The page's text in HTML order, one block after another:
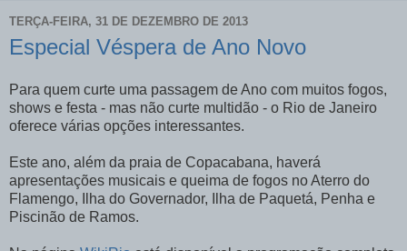
TERÇA-FEIRA, 31 DE DEZEMBRO DE 2013
Especial Véspera de Ano Novo
Para quem curte uma passagem de Ano com muitos fogos,
shows e festa - mas não curte multidão - o Rio de Janeiro
oferece várias opções interessantes.
Este ano, além da praia de Copacabana, haverá
apresentações musicais e queima de fogos no Aterro do
Flamengo, Ilha do Governador, Ilha de Paquetá, Penha e
Piscinão de Ramos.